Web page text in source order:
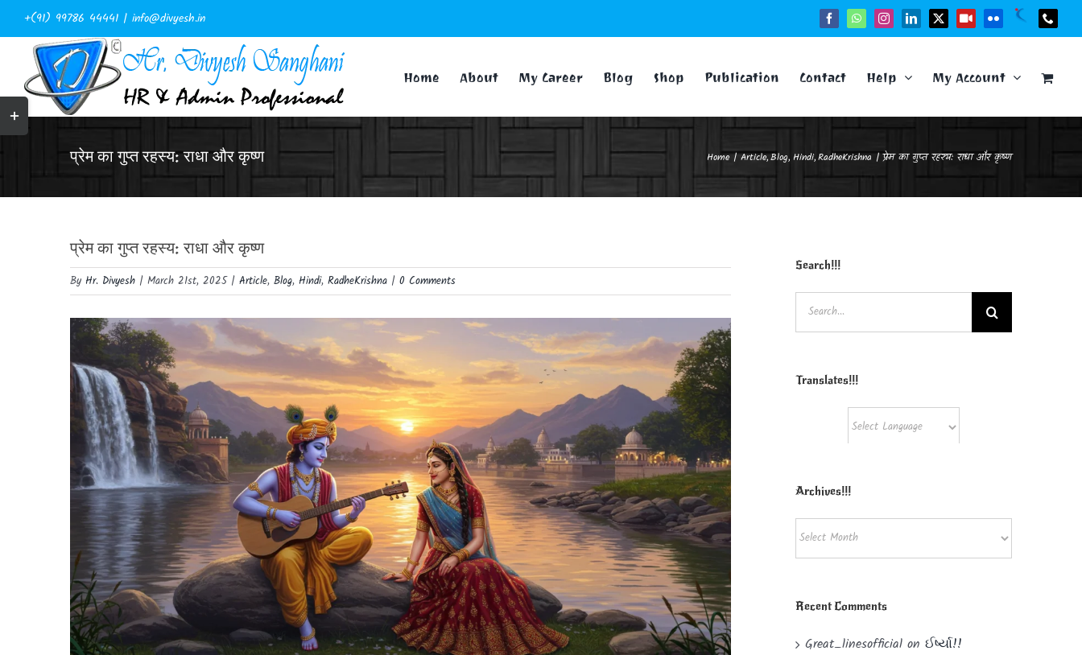
to
content
+(91) 99786 44441 | info@divyesh.in FacebookWhatsAppInstagramLinkedIn
X YouTubeFlickr NaukriPhone
Home About My Career Blog Shop Publication Contact Help My Account
प्रेम का गुप्त रहस्य: राधा और कृष्ण Home Article Blog Hindi RadheKrishna प्रेम का गुप्त रहस्य: राधा और कृष्ण
प्रेम का गुप्त रहस्य: राधा और कृष्ण
By Hr. Divyesh | March 21st, 2025 | Article, Blog, Hindi, RadheKrishna | 0 Comments
View
Image
Search!!!
Search
Translates!!!
Archives!!!
Archives!!!
Recent Comments
Great_linesofficialon ઈર્ષ્યા!!
Toggle
Sliding